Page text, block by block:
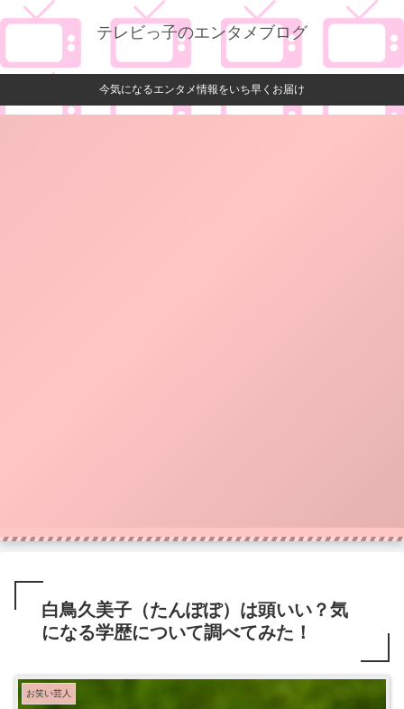
テレビっ子のエンタメブログ
今気になるエンタメ情報をいち早くお届け
白鳥久美子（たんぽぽ）は頭いい？気
になる学歴について調べてみた！
お笑い芸人